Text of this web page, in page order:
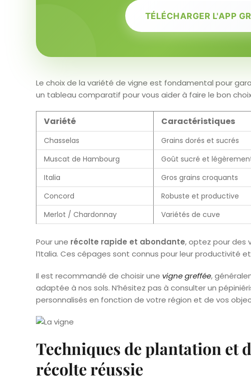
TÉLÉCHARGER L'APP
Le choix de la variété de vigne est fondamental pour
un tableau comparatif pour vous aider à faire le bon
Variété Caractéristiques
Chasselas Grains dorés et sucrés
Muscat de Hambourg
Goût sucré et
Italia
Gros grains croquants
Concord
Robuste et productive
Merlot / Chardonnay
Variétés de cuve
Pour une récolte rapide et abondante, optez pour des
l’Italia. Ces cépages sont connus pour leur productivité
Il est recommandé de choisir une vigne greffée,
adaptée à nos sols. N’hésitez pas à consulter un
personnalisés en fonction de votre région et de vos
Techniques de plantation et
récolte réussie